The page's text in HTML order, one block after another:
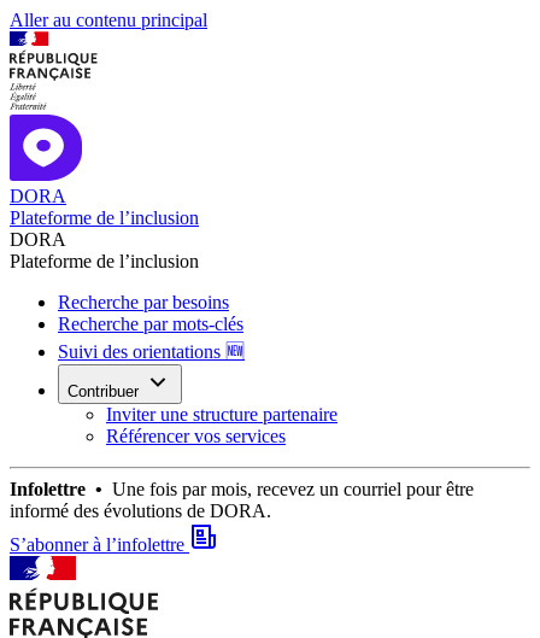
Aller au contenu principal
DORA
Plateforme de l’inclusion
DORA
Plateforme de l’inclusion
Recherche par besoins
Recherche par mots-clés
Suivi des orientations 🆕
Contribuer
Inviter une structure partenaire
Référencer vos services
Infolettre • Une fois par mois, recevez un courriel pour être
informé des évolutions de DORA.
S’abonner à l’infolettre